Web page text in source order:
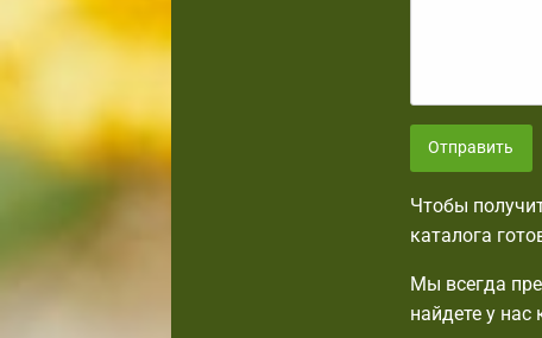
Отправить
Чтобы
каталога
Мы всегда
найдете у